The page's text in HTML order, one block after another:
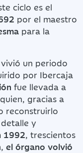
ciclo es el
por el maestro
para la
un periodo
por Ibercaja
fue llevada a
gracias a
reconstruirlo
y
1992, trescientos
el órgano volvió